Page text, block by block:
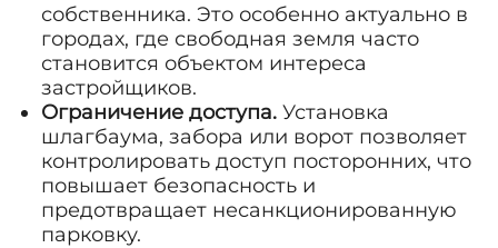
собственника. Это особенно актуально в
городах, где свободная земля часто
становится объектом интереса
застройщиков.
Ограничение доступа. Установка
шлагбаума, забора или ворот позволяет
контролировать доступ посторонних, что
повышает безопасность и
предотвращает несанкционированную
парковку.